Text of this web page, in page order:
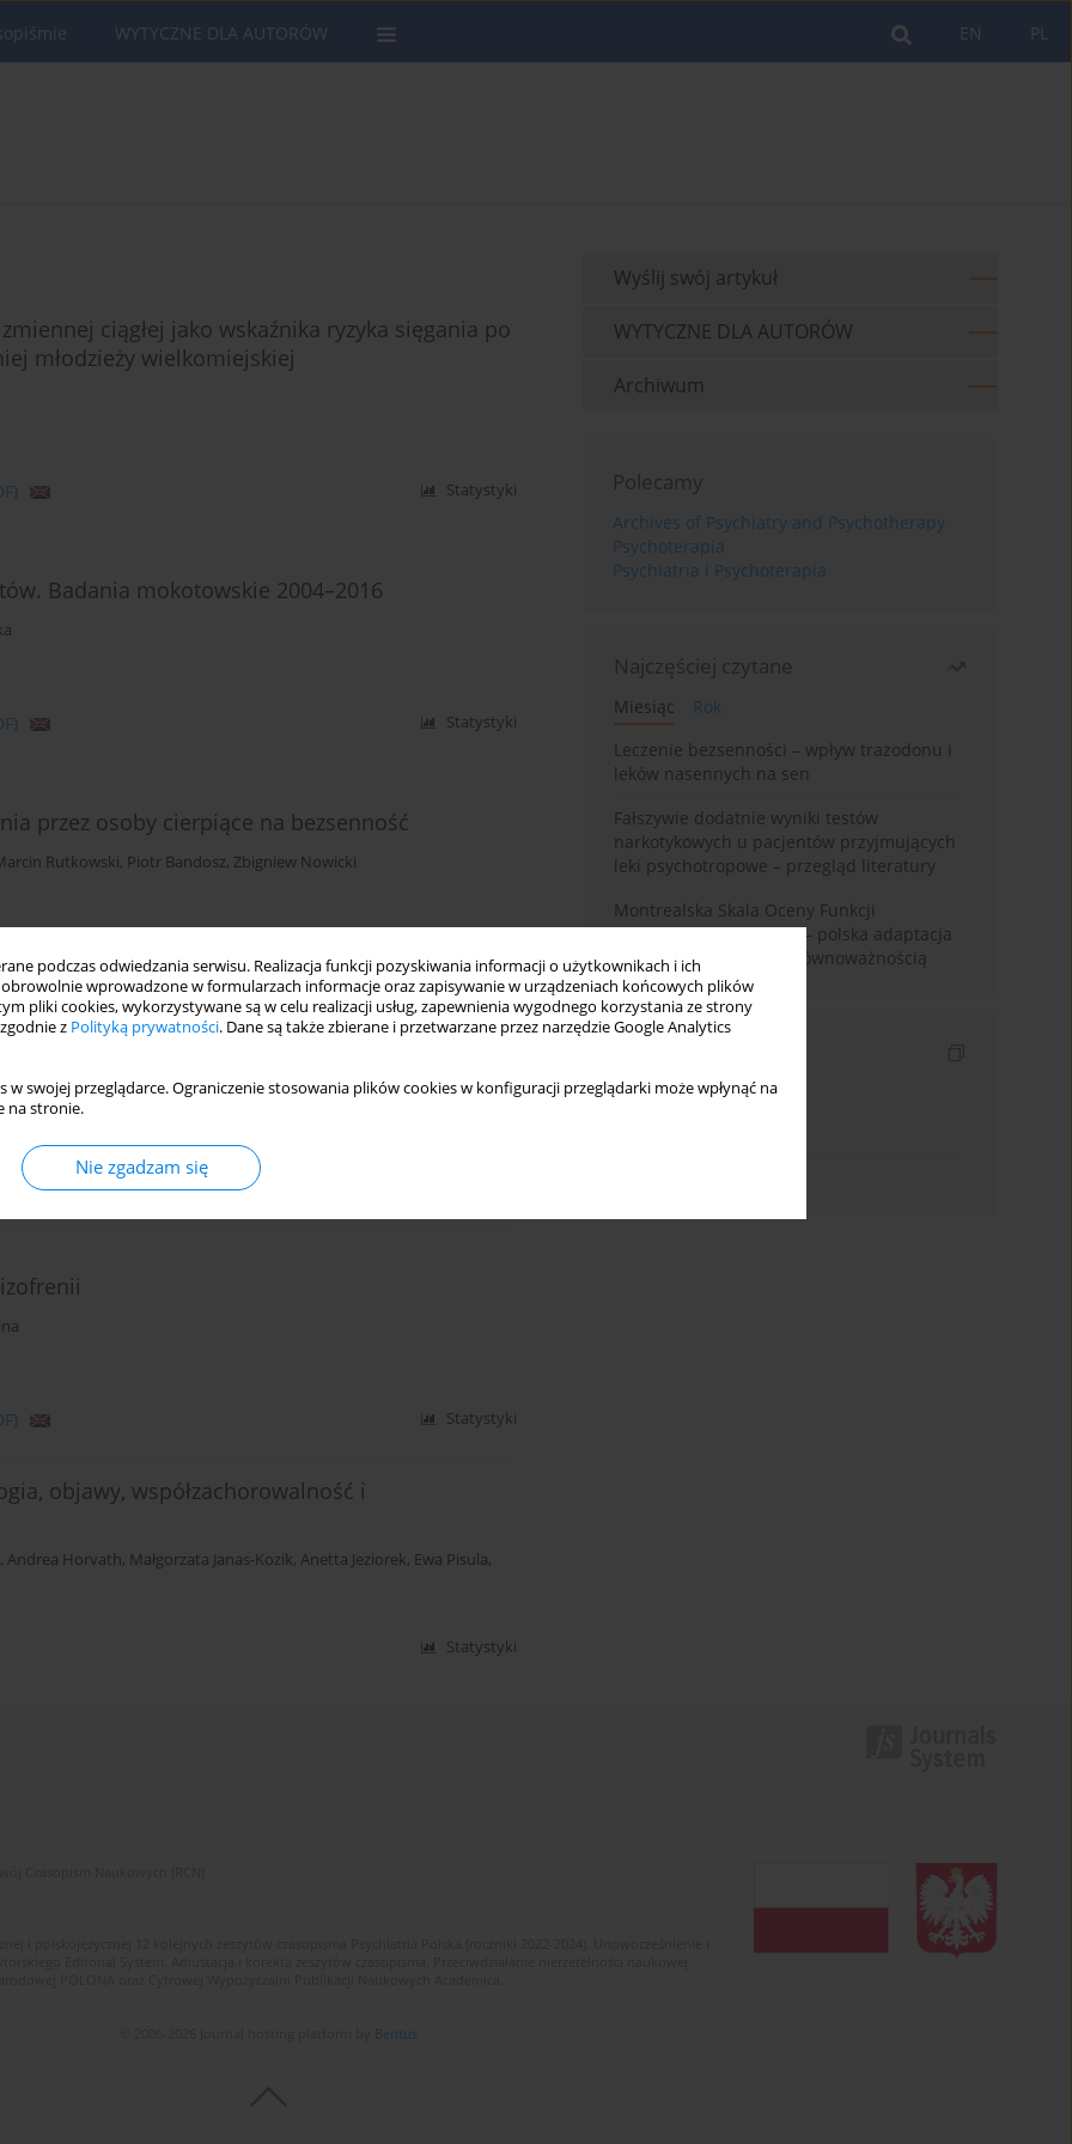
podczas odwiedzania serwisu. Realizacja funkcji pozyskiwania informacji o użytkownikach i ich
wprowadzone w formularzach informacje oraz zapisywanie w urządzeniach końcowych plików
pliki cookies, wykorzystywane są w celu realizacji usług, zapewnienia wygodnego korzystania ze strony
z Polityką prywatności. Dane są także zbierane i przetwarzane przez narzędzie Google Analytics
w swojej przeglądarce. Ograniczenie stosowania plików cookies w konfiguracji przeglądarki może wpłynąć na
na stronie.
Nie zgadzam się
PL
EN
WYTYCZNE DLA AUTORÓW
ciągłej jako wskaźnika ryzyka sięgania po
młodzieży wielkomiejskiej
Statystyki
Badania mokotowskie 2004–2016
Statystyki
przez osoby cierpiące na bezsenność
Rutkowski, Piotr Bandosz, Zbigniew Nowicki
populacji polskiej
Nowicka-Sauer,Tomasz Zdrojewski,Marcin Rutkowski,Piotr Bandosz
Statystyki
objawy, współzachorowalność i
, Andrea Horvath, Małgorzata Janas-Kozik, Anetta Jeziorek, Ewa Pisula,
Statystyki
Wyślij swój artykuł
WYTYCZNE DLA AUTORÓW
Archiwum
Polecamy
Archives of Psychiatry and Psychotherapy
Psychoterapia
Psychiatria i Psychoterapia
Najczęściej czytane
Miesiąc
Rok
Leczenie bezsenności – wpływ trazodonu i
leków nasennych na sen
Fałszywie dodatnie wyniki testów
narkotykowych u pacjentów przyjmujących
leki psychotropowe – przegląd literatury
Montrealska Skala Oceny Funkcji
Poznawczych MoCA 7.2.– polska adaptacja
metody i badania nad równoważnością
Indeks słów kluczowych
Bentus